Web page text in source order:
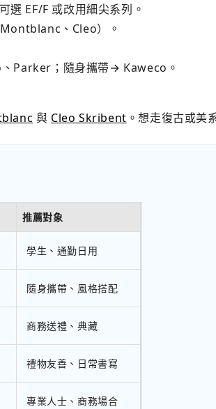
選 EF/F 或改用細尖系列。
、Cleo）。
Parker；隨身攜帶→ Kaweco。
與 Cleo Skribent 。想走復古或美
推薦對象
學生、通勤日用
隨身攜帶、風格搭配
商務送禮、典藏
禮物友善、日常書寫
專業人士、商務場合